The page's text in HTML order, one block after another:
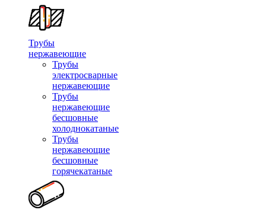
Трубы
нержавеющие
Трубы
электросварные
нержавеющие
Трубы
нержавеющие
бесшовные
холоднокатаные
Трубы
нержавеющие
бесшовные
горячекатаные